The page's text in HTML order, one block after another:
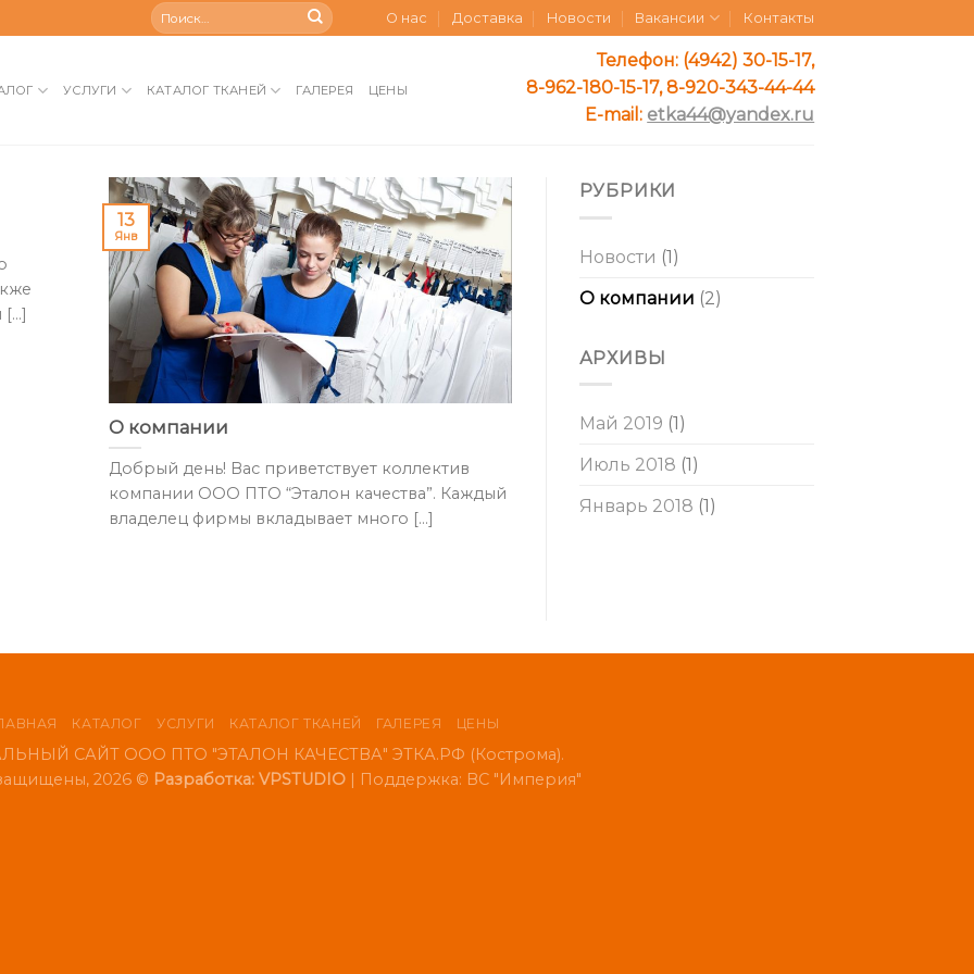
О нас Доставка Новости Вакансии Контакты
УСЛУГИ КАТАЛОГ ТКАНЕЙ ГАЛЕРЕЯ ЦЕНЫ
Телефон: (4942) 30-15-17,
8-962-180-15-17, 8-920-343-44-44
E-mail: etka44@yandex.ru
О компании
Добрый день! Вас приветствует коллектив
компании ООО ПТО “Эталон качества”. Каждый
владелец фирмы вкладывает много [...]
13
Янв
РУБРИКИ
Новости (1)
О компании (2)
АРХИВЫ
Май 2019 (1)
Июль 2018 (1)
Январь 2018 (1)
КАТАЛОГ УСЛУГИ КАТАЛОГ ТКАНЕЙ ГАЛЕРЕЯ ЦЕНЫ
САЙТ ООО ПТО "ЭТАЛОН КАЧЕСТВА" ЭТКА.РФ (Кострома).
2026 © Разработка: VPSTUDIO | Поддержка: ВС "Империя"